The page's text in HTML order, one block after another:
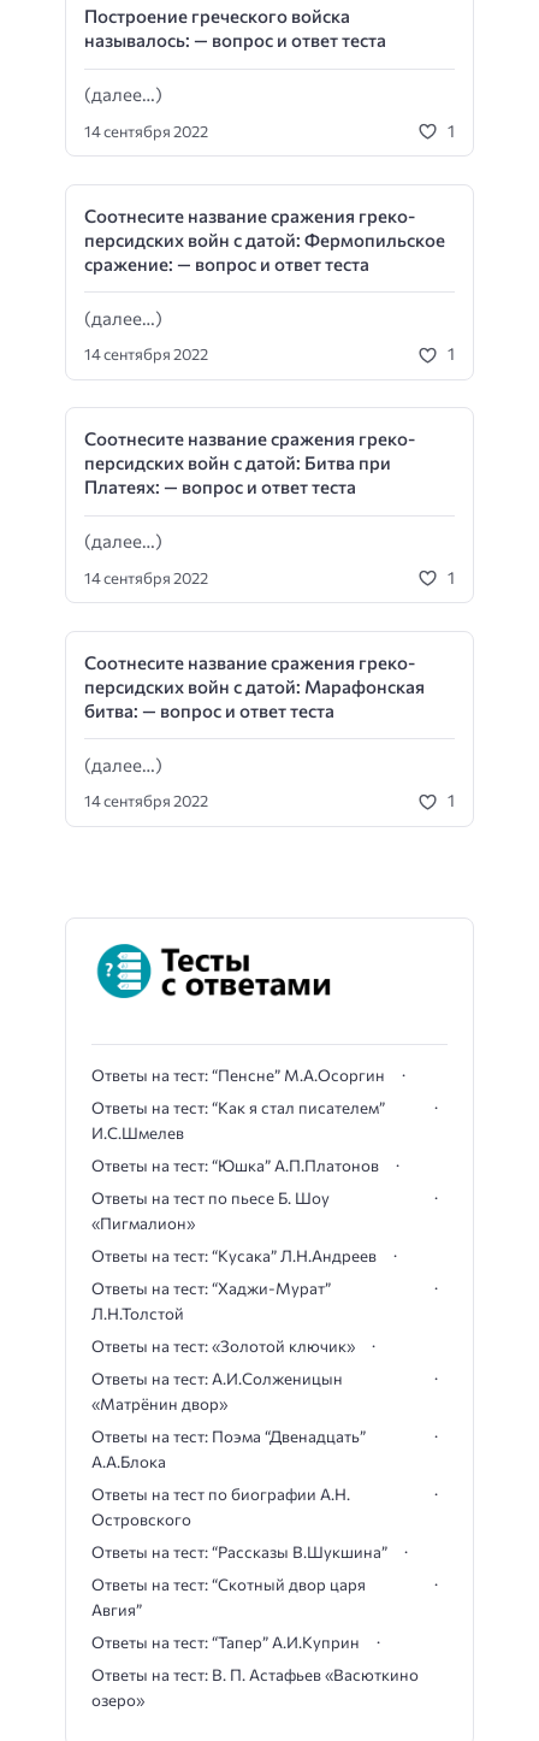
Построение греческого войска
называлось: — вопрос и ответ теста
(далее…)
14 сентября 2022 1
Соотнесите название сражения греко-
персидских войн с датой: Фермопильское
сражение: — вопрос и ответ теста
(далее…)
14 сентября 2022 1
Соотнесите название сражения греко-
персидских войн с датой: Битва при
Платеях: — вопрос и ответ теста
(далее…)
14 сентября 2022 1
Соотнесите название сражения греко-
персидских войн с датой: Марафонская
битва: — вопрос и ответ теста
(далее…)
14 сентября 2022 1
Ответы на тест: “Пенсне” М.А.Осоргин
Ответы на тест: “Как я стал писателем”
И.С.Шмелев
Ответы на тест: “Юшка” А.П.Платонов
Ответы на тест по пьесе Б. Шоу
«Пигмалион»
Ответы на тест: “Кусака” Л.Н.Андреев
Ответы на тест: “Хаджи-Мурат”
Л.Н.Толстой
Ответы на тест: «Золотой ключик»
Ответы на тест: А.И.Солженицын
«Матрёнин двор»
Ответы на тест: Поэма “Двенадцать”
А.А.Блока
Ответы на тест по биографии А.Н.
Островского
Ответы на тест: “Рассказы В.Шукшина”
Ответы на тест: “Скотный двор царя
Авгия”
Ответы на тест: “Тапер” А.И.Куприн
Ответы на тест: В. П. Астафьев «Васюткино
озеро»